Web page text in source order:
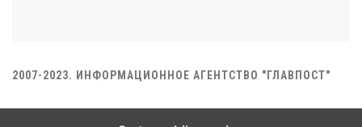
2007-2023. ИНФОРМАЦИОННОЕ АГЕНТСТВО "ГЛАВПОСТ"